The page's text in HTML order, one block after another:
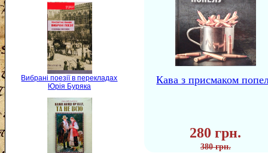
Вибрані поезії в перекладах
Юрія Буряка
Кава з присмаком
280 грн.
380 грн.